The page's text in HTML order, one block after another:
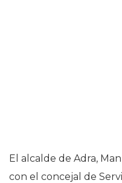
El alcalde de Adra,
con el concejal de